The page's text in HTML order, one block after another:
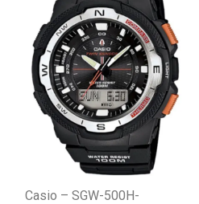
Casio – SGW-500H-